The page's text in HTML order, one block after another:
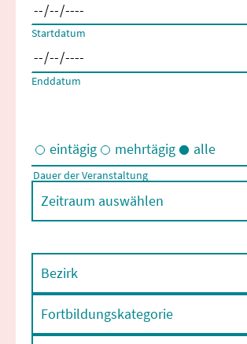
Startdatum
Enddatum
Eintägige und/oder mehrtägige
eintägig mehrtägig alle
Dauer der Veranstaltung
Zeitraum auswählen
Bezirk
Fortbildungskategorie